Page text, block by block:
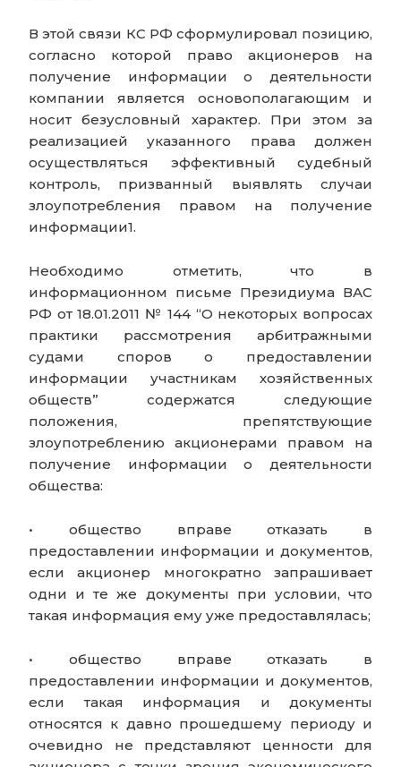
В этой связи КС РФ сформулировал позицию,
согласно которой право акционеров на
получение информации о деятельности
компании является основополагающим и
носит безусловный характер. При этом за
реализацией указанного права должен
осуществляться эффективный судебный
контроль, призванный выявлять случаи
злоупотребления правом на получение
информации1.
Необходимо отметить, что в
информационном письме Президиума ВАС
РФ от 18.01.2011 № 144 “О некоторых вопросах
практики рассмотрения арбитражными
судами споров о предоставлении
информации участникам хозяйственных
обществ” содержатся следующие
положения, препятствующие
злоупотреблению акционерами правом на
получение информации о деятельности
общества:
• общество вправе отказать в
предоставлении информации и документов,
если акционер многократно запрашивает
одни и те же документы при условии, что
такая информация ему уже предоставлялась;
• общество вправе отказать в
предоставлении информации и документов,
если такая информация и документы
относятся к давно прошедшему периоду и
очевидно не представляют ценности для